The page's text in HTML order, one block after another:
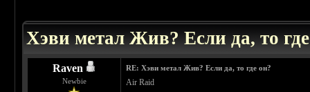
Хэви метал Жив? Если да, то
Raven
Newbie
RE: Хэви метал Жив? Если да, то где он?
Air Raid